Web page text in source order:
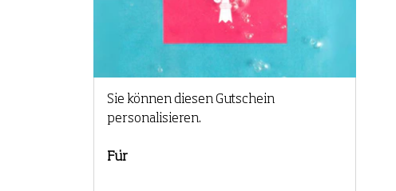
Sie können diesen Gutschein
personalisieren.
Für